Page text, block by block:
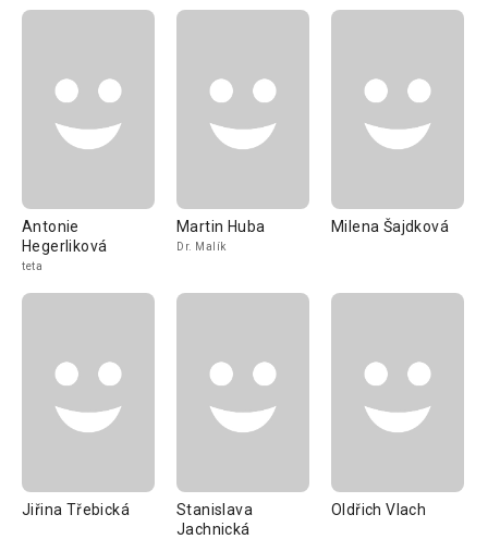
Antonie
Hegerliková
teta
Martin Huba
Dr. Malík
Milena Šajdková
Jiřina Třebická
Stanislava
Jachnická
Oldřich Vlach